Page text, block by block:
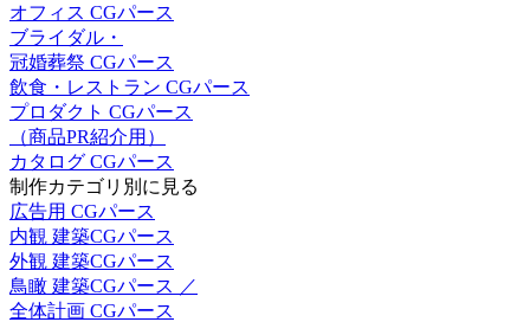
オフィス CGパース
ブライダル・
冠婚葬祭 CGパース
飲食・レストラン CGパース
プロダクト CGパース
（商品PR紹介用）
カタログ CGパース
制作カテゴリ別に見る
広告用 CGパース
内観 建築CGパース
外観 建築CGパース
鳥瞰 建築CGパース ／
全体計画 CGパース